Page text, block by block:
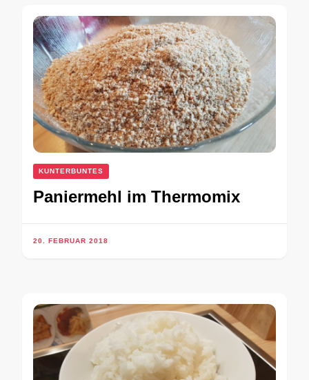
KUNTERBUNTES
Paniermehl im Thermomix
20. FEBRUAR 2018